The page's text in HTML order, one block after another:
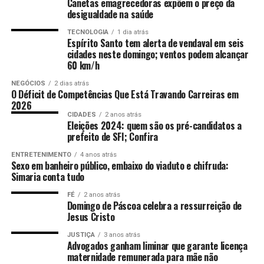
“Devemos defender que
todos os países,
independentemente de
tamanho, força e riqueza,
sejam participantes,
tomadores de decisão e
beneficiários iguais na
governança global.
referência ao seu slogan “Make America Great Again”
No discurso, o agora presidente dos EUA
assinará, ainda nesta segunda, a ordem executiva
que declarará emergência nacional na fronteira dos
EUA com o México. Também prometeu expulsar “todos
que entrarem de forma ilegal”,mudar o nome do
cartéis mexicanos como organizações terroristas.
sua vitalidade e o conselho
econômico e social foi
esvaziado”, disse Lula ao
discursar na Cúpula do
Futuro.
No ano passado, o Brasilnão conseguiu aprovaruma
Resolução no Conselho de Segurança da ONU sobre o
conflito envolvendo Israel e o grupo palestino Hamas,
que controla a Faixa de Gaza. Na ocasião, o voto dos
Estados Unidos – um Membro Permanente – inviabilizou
a aprovação, mesmo após longa negociação da
diplomacia brasileira. Outras resoluções apresentadas
também fracassaram, seja por votos contrários dos
Estados Unidos, seja da Rússia, outro Membro
Permanente. Segundo as regras do Conselho de
Canetas emagrecedoras expõem o preço da
desigualdade na saúde
TECNOLOGIA 1 dia atrás
Espírito Santo tem alerta de vendaval em seis
cidades neste domingo; ventos podem alcançar
60 km/h
NEGÓCIOS 2 dias atrás
O Déficit de Competências Que Está Travando Carreiras em
2026
CIDADES 2 anos atrás
Eleições 2024: quem são os pré-candidatos a
prefeito de SFI; Confira
ENTRETENIMENTO 4 anos atrás
Sexo em banheiro público, embaixo do viaduto e chifruda:
Simaria conta tudo
FÉ 2 anos atrás
Domingo de Páscoa celebra a ressurreição de
Jesus Cristo
JUSTIÇA 3 anos atrás
Advogados ganham liminar que garante licença
maternidade remunerada para mãe não